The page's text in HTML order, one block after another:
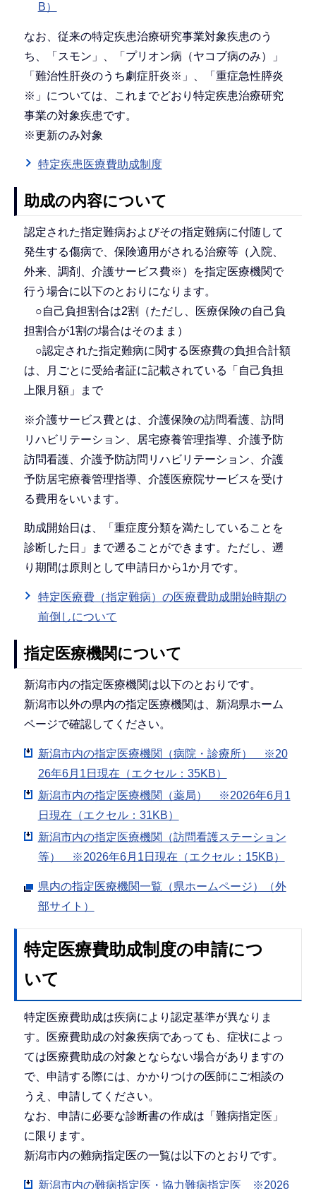
B）
なお、従来の特定疾患治療研究事業対象疾患のう
ち、「スモン」、「プリオン病（ヤコブ病のみ）」
「難治性肝炎のうち劇症肝炎※」、「重症急性膵炎
※」については、これまでどおり特定疾患治療研究
事業の対象疾患です。
※更新のみ対象
特定疾患医療費助成制度
助成の内容について
認定された指定難病およびその指定難病に付随して
発生する傷病で、保険適用がされる治療等（入院、
外来、調剤、介護サービス費※）を指定医療機関で
行う場合に以下のとおりになります。
○自己負担割合は2割（ただし、医療保険の自己負
担割合が1割の場合はそのまま）
○認定された指定難病に関する医療費の負担合計額
は、月ごとに受給者証に記載されている「自己負担
上限月額」まで
※介護サービス費とは、介護保険の訪問看護、訪問
リハビリテーション、居宅療養管理指導、介護予防
訪問看護、介護予防訪問リハビリテーション、介護
予防居宅療養管理指導、介護医療院サービスを受け
る費用をいいます。
助成開始日は、「重症度分類を満たしていることを
診断した日」まで遡ることができます。ただし、遡
り期間は原則として申請日から1か月です。
特定医療費（指定難病）の医療費助成開始時期の
前倒しについて
指定医療機関について
新潟市内の指定医療機関は以下のとおりです。
新潟市以外の県内の指定医療機関は、新潟県ホーム
ページで確認してください。
新潟市内の指定医療機関（病院・診療所） ※20
26年6月1日現在（エクセル：35KB）
新潟市内の指定医療機関（薬局） ※2026年6月1
日現在（エクセル：31KB）
新潟市内の指定医療機関（訪問看護ステーション
等） ※2026年6月1日現在（エクセル：15KB）
県内の指定医療機関一覧（県ホームページ）（外
部サイト）
特定医療費助成制度の申請につ
いて
特定医療費助成は疾病により認定基準が異なりま
す。医療費助成の対象疾病であっても、症状によっ
ては医療費助成の対象とならない場合がありますの
で、申請する際には、かかりつけの医師にご相談の
うえ、申請してください。
なお、申請に必要な診断書の作成は「難病指定医」
に限ります。
新潟市内の難病指定医の一覧は以下のとおりです。
新潟市内の難病指定医・協力難病指定医 ※2026